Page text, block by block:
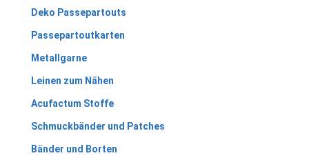
Deko Passepartouts
Passepartoutkarten
Metallgarne
Leinen zum Nähen
Acufactum Stoffe
Schmuckbänder und Patches
Bänder und Borten